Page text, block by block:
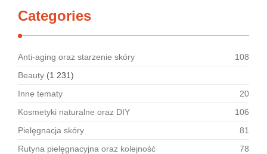
Categories
Anti-aging oraz starzenie skóry
108
Beauty (1 231)
Inne tematy
20
Kosmetyki naturalne oraz DIY
106
Pielęgnacja skóry
81
Rutyna pielęgnacyjna oraz kolejność
78